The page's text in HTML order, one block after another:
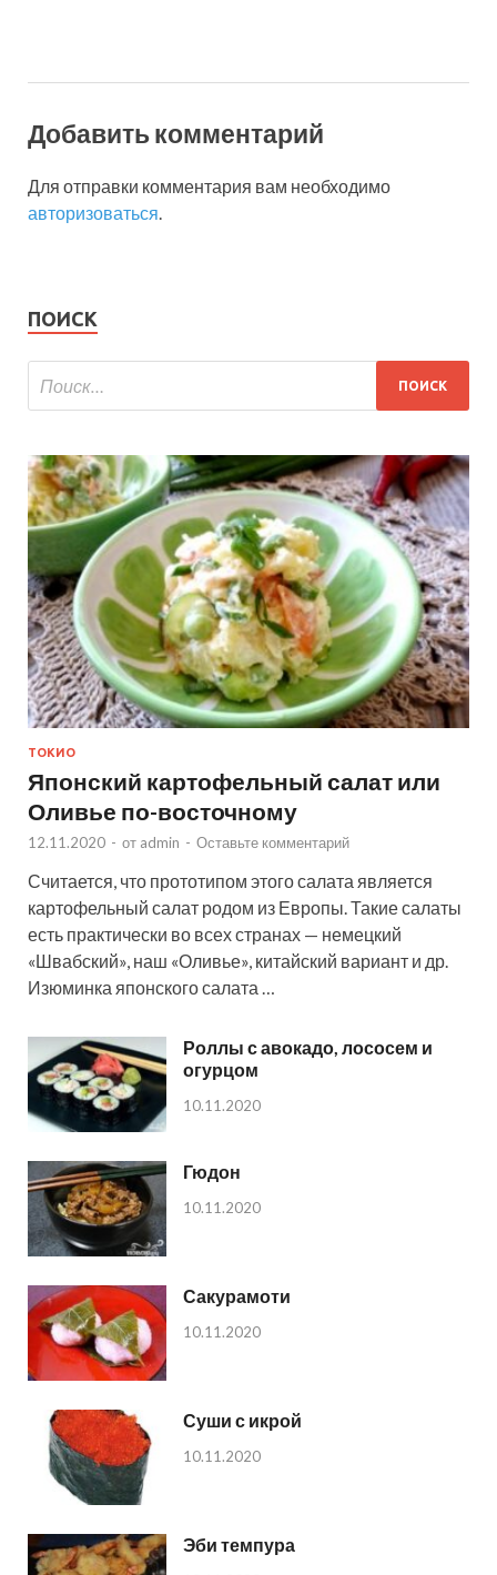
Добавить комментарий
Для отправки комментария вам необходимо
авторизоваться.
ПОИСК
ТОКИО
Японский картофельный салат или
Оливье по-восточному
12.11.2020 - от admin - Оставьте комментарий
Считается, что прототипом этого салата является
картофельный салат родом из Европы. Такие салаты
есть практически во всех странах — немецкий
«Швабский», наш «Оливье», китайский вариант и др.
Изюминка японского салата …
Роллы с авокадо, лососем и
огурцом
10.11.2020
Гюдон
10.11.2020
Сакурамоти
10.11.2020
Суши с икрой
10.11.2020
Эби темпура